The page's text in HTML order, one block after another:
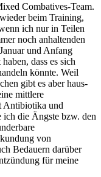
Combatives-Team.
beim Training,
ich nur in Teilen
noch anhaltenden
und Anfang
dass es sich
könnte. Weil
gibt es aber haus-
mittlere
Antibiotika und
ich die Ängste bzw. den
von
Bedauern darüber
für meine